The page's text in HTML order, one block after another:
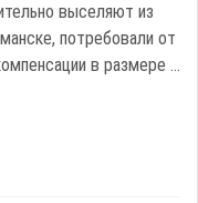
выселяют из
потребовали от
в размере ...